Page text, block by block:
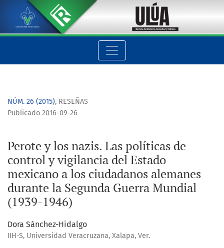
Perote y los nazis. Las políticas de control y vigilancia del
NÚM. 26 (2015), RESEÑAS
Perote y los nazis. Las políticas de
control y vigilancia del Estado
mexicano a los ciudadanos alemanes
durante la Segunda Guerra Mundial
(1939-1946)
Publicado 2016-09-26
Dora Sánchez-Hidalgo
IIH-S, Universidad Veracruzana, Xalapa, Ver.